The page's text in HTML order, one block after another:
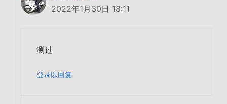
2022年1月30日 18:11
测过
登录以回复